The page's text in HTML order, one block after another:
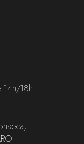
14h/18h